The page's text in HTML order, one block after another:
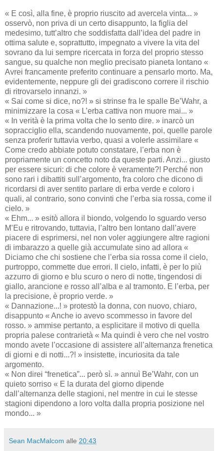
« E così, alla fine, è proprio riuscito ad avercela vinta... »
osservò, non priva di un certo disappunto, la figlia del
medesimo, tutt’altro che soddisfatta dall’idea del padre in
ottima salute e, soprattutto, impegnato a vivere la vita del
sovrano da lui sempre ricercata in forza del proprio stesso
sangue, su qualche non meglio precisato pianeta lontano «
Avrei francamente preferito continuare a pensarlo morto. Ma,
evidentemente, neppure gli dei gradiscono correre il rischio
di ritrovarselo innanzi. »
« Sai come si dice, no?! » si strinse fra le spalle Be’Wahr, a
minimizzare la cosa « L’erba cattiva non muore mai... »
« In verità è la prima volta che lo sento dire. » inarcò un
sopracciglio ella, scandendo nuovamente, poi, quelle parole
senza proferir tuttavia verbo, quasi a volerle assimilare «
Come credo abbiate potuto constatare, l’erba non è
propriamente un concetto noto da queste parti. Anzi... giusto
per essere sicuri: di che colore è veramente?! Perché non
sono rari i dibattiti sull’argomento, fra coloro che dicono di
ricordarsi di aver sentito parlare di erba verde e coloro i
quali, al contrario, sono convinti che l’erba sia rossa, come il
cielo. »
« Ehm... » esitò allora il biondo, volgendo lo sguardo verso
M’Eu e ritrovando, tuttavia, l’altro ben lontano dall’avere
piacere di esprimersi, nel non voler aggiungere altre ragioni
di imbarazzo a quelle già accumulate sino ad allora «
Diciamo che chi sostiene che l’erba sia rossa come il cielo,
purtroppo, commette due errori. Il cielo, infatti, è per lo più
azzurro di giorno e blu scuro o nero di notte, tingendosi di
giallo, arancione e rosso all’alba e al tramonto. E l’erba, per
la precisione, è proprio verde. »
« Dannazione...! » protestò la donna, con nuovo, chiaro,
disappunto « Anche io avevo scommesso in favore del
rosso. » ammise pertanto, a esplicitare il motivo di quella
propria palese contrarietà « Ma quindi è vero che nel vostro
mondo avete l’occasione di assistere all’alternanza frenetica
di giorni e di notti...?! » insistette, incuriosita da tale
argomento.
« Non direi “frenetica”... però sì. » annuì Be’Wahr, con un
quieto sorriso « E la durata del giorno dipende
dall’alternanza delle stagioni, nel mentre in cui le stesse
stagioni dipendono a loro volta dalla propria posizione nel
mondo... »
Sean MacMalcom alle 20:43